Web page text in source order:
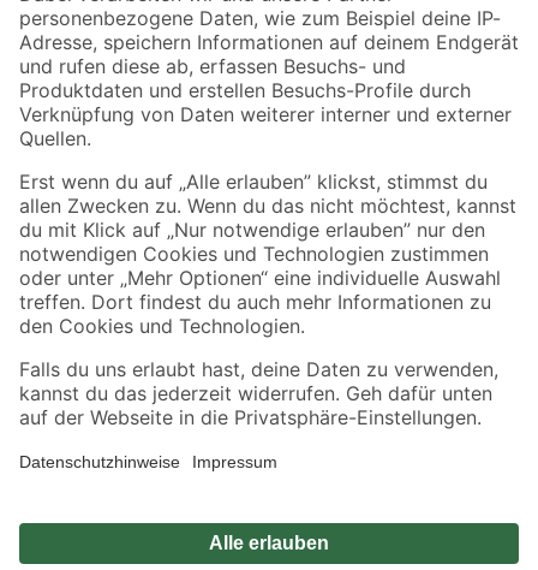
Zahlungsarten Versandarten
Sicher einkaufen
Jetzt die toom-App herunterladen
Alle Preisangaben in EUR inkl. gesetzl. MwSt.. Die dargestellten Angebote sind unter
Umständen nicht in allen Märkten verfügbar. Die angegebenen Verfügbarkeiten beziehen
Produkte nur solange der Vorrat reicht.
*Paketversand ab 59 € versandkostenfrei, gilt nicht für Artikel mit Speditionsversand, hier
Privatsphäre Impressum